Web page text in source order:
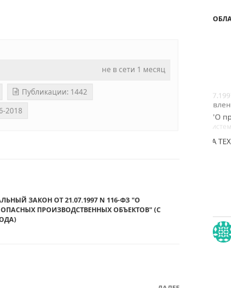
не в сети 1 месяц
Публикации: 1442
2018
ЗАКОН ОТ 21.07.1997 N 116-ФЗ "О
ПРОИЗВОДСТВЕННЫХ ОБЪЕКТОВ" (С